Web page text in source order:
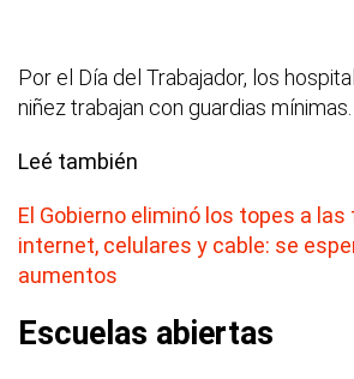
Por el Día del Trabajador, los
niñez trabajan con guardias mínimas.
Leé también
El Gobierno eliminó los topes a
internet, celulares y cable: se
aumentos
Escuelas abiertas